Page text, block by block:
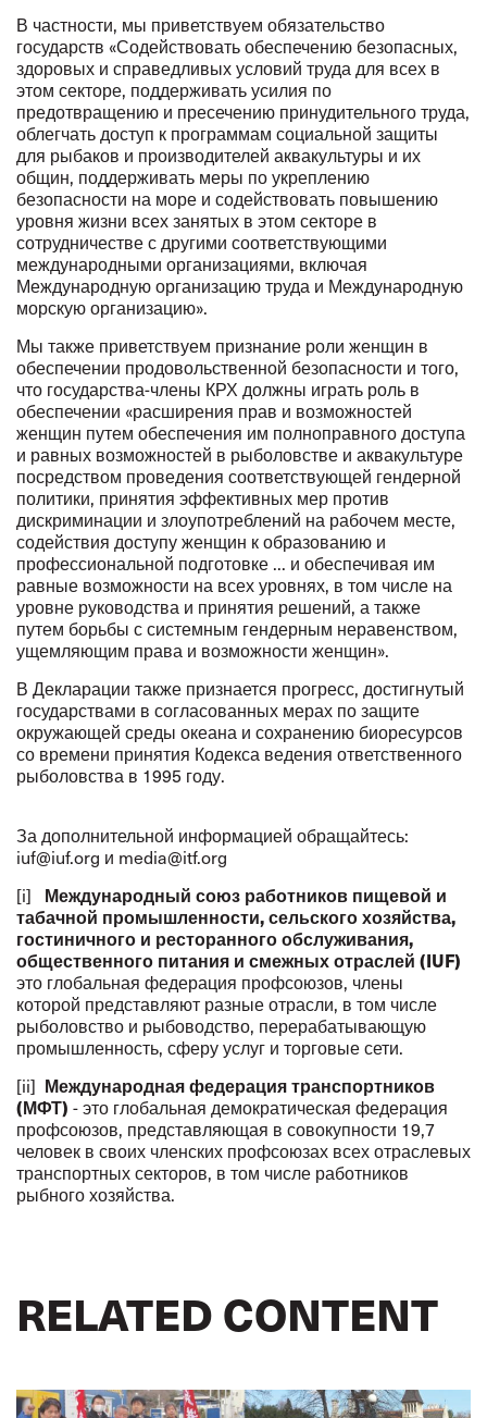
В частности, мы приветствуем обязательство
государств «Содействовать обеспечению безопасных,
здоровых и справедливых условий труда для всех в
этом секторе, поддерживать усилия по
предотвращению и пресечению принудительного труда,
облегчать доступ к программам социальной защиты
для рыбаков и производителей аквакультуры и их
общин, поддерживать меры по укреплению
безопасности на море и содействовать повышению
уровня жизни всех занятых в этом секторе в
сотрудничестве с другими соответствующими
международными организациями, включая
Международную организацию труда и Международную
морскую организацию».
Мы также приветствуем признание роли женщин в
обеспечении продовольственной безопасности и того,
что государства-члены КРХ должны играть роль в
обеспечении «расширения прав и возможностей
женщин путем обеспечения им полноправного доступа
и равных возможностей в рыболовстве и аквакультуре
посредством проведения соответствующей гендерной
политики, принятия эффективных мер против
дискриминации и злоупотреблений на рабочем месте,
содействия доступу женщин к образованию и
профессиональной подготовке ... и обеспечивая им
равные возможности на всех уровнях, в том числе на
уровне руководства и принятия решений, а также
путем борьбы с системным гендерным неравенством,
ущемляющим права и возможности женщин».
В Декларации также признается прогресс, достигнутый
государствами в согласованных мерах по защите
окружающей среды океана и сохранению биоресурсов
со времени принятия Кодекса ведения ответственного
рыболовства в 1995 году.
За дополнительной информацией обращайтесь:
iuf@iuf.org и media@itf.org
[i] Международный союз работников пищевой и
табачной промышленности, сельского хозяйства,
гостиничного и ресторанного обслуживания,
общественного питания и смежных отраслей (IUF)
это глобальная федерация профсоюзов, члены
которой представляют разные отрасли, в том числе
рыболовство и рыбоводство, перерабатывающую
промышленность, сферу услуг и торговые сети.
[ii] Международная федерация транспортников
(МФТ) - это глобальная демократическая федерация
профсоюзов, представляющая в совокупности 19,7
человек в своих членских профсоюзах всех отраслевых
транспортных секторов, в том числе работников
рыбного хозяйства.
RELATED CONTENT